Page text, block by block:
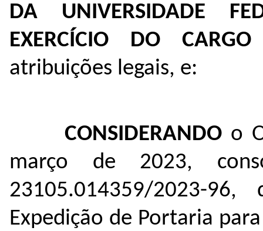
DA UNIVERSIDADE
EXERCÍCIO DO
atribuições legais, e:
CONSIDERANDO o
março de 2023,
23105.014359/2023-96,
Expedição de Portaria